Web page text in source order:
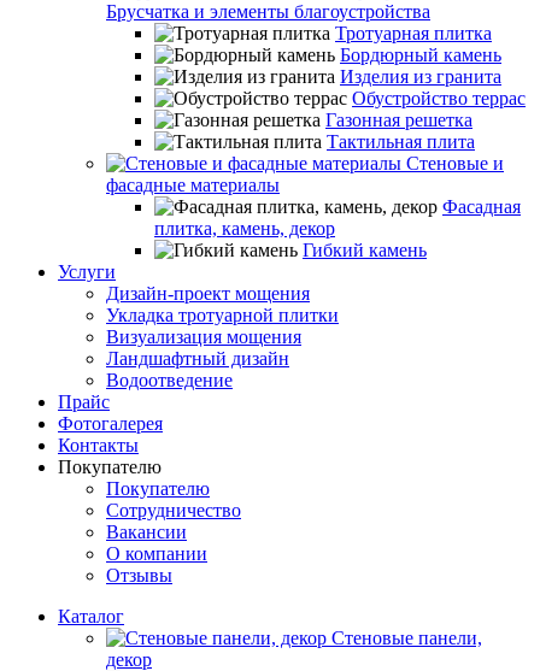
Брусчатка и элементы благоустройства
Тротуарная плитка
Бордюрный камень
Изделия из гранита
Обустройство террас
Газонная решетка
Тактильная плита
Стеновые и
фасадные материалы
Фасадная
плитка, камень, декор
Гибкий камень
Услуги
Дизайн-проект мощения
Укладка тротуарной плитки
Визуализация мощения
Ландшафтный дизайн
Водоотведение
Прайс
Фотогалерея
Контакты
Покупателю
Покупателю
Сотрудничество
Вакансии
О компании
Отзывы
Каталог
Стеновые панели,
декор